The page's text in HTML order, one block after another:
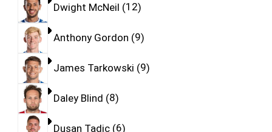
Dwight McNeil 12
Anthony Gordon 9
James Tarkowski 9
Daley Blind 8
Dusan Tadic 6